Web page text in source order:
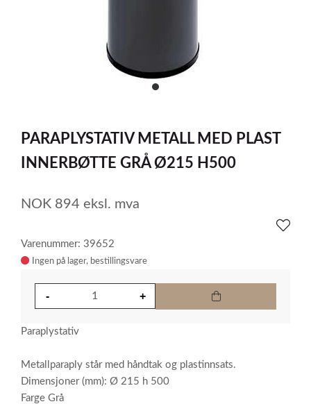
item
of
1
PARAPLYSTATIV METALL MED PLAST
INNERBØTTE GRÅ Ø215 H500
NOK 894 eksl. mva
Varenummer: 39652
Ingen på lager
Paraplystativ
Metallparaply står med håndtak og plastinnsats.
Dimensjoner (mm): Ø 215 h 500
Farge Grå